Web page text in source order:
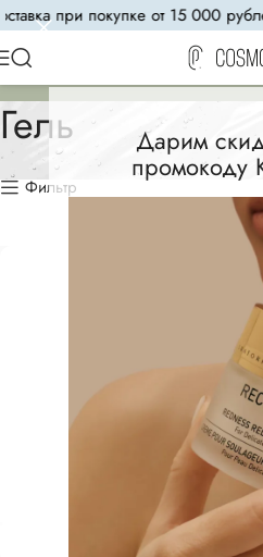
Дарим
промокоду
при покупке от 15 000 рублей
Гель
Фильтр